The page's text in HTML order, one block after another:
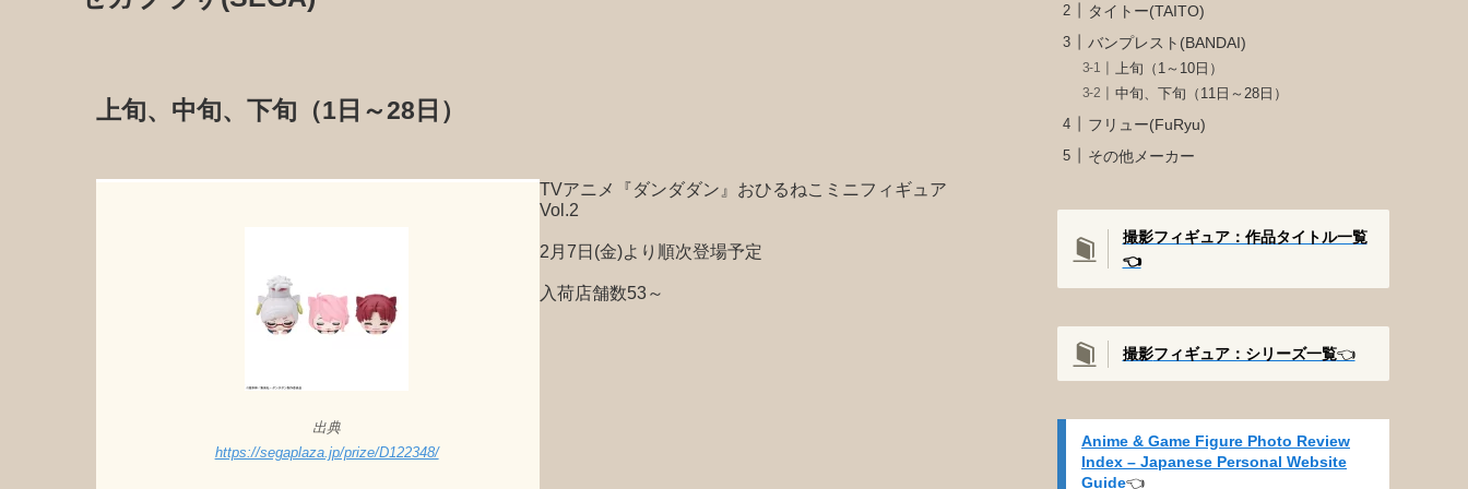
上旬、中旬、下旬（1日～28日）
出典
https://segaplaza.jp/prize/D122348/
TVアニメ『ダンダダン』おひるねこミニフィギュア
Vol.2
2月7日(金)より順次登場予定
入荷店舗数53～
タイトー(TAITO)
バンプレスト(BANDAI)
上旬（1～10日）
中旬、下旬（11日～28日）
フリュー(FuRyu)
その他メーカー
撮影フィギュア：作品タイトル一覧
👈️
撮影フィギュア：シリーズ一覧👈️
Anime & Game Figure Photo Review
Index – Japanese Personal Website
Guide👈️